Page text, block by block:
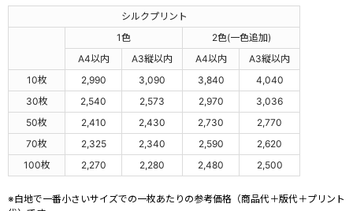
シルクプリント
1色
2色(一色追加)
A4以内
A3縦以内 A4以内
A3縦以内
10枚
2,990 3,090 3,840
4,040
30枚
2,540 2,573 2,970
3,036
50枚
2,410 2,430 2,730
2,770
70枚
2,325 2,340 2,590
2,620
100枚
2,270 2,280 2,480 2,500
※白地で一番小さいサイズでの一枚あたりの参考価格（商品代＋版代＋プリント